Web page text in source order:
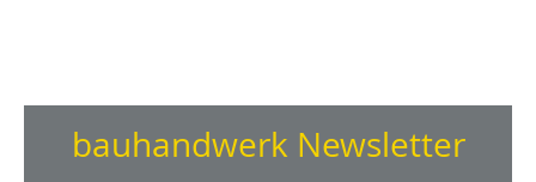
bauhandwerk Newsletter